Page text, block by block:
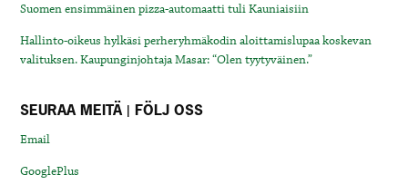
Suomen ensimmäinen pizza-automaatti tuli Kauniaisiin
Hallinto-oikeus hylkäsi perheryhmäkodin aloittamislupaa koskevan
valituksen. Kaupunginjohtaja Masar: “Olen tyytyväinen.”
SEURAA MEITÄ | FÖLJ OSS
Email
GooglePlus